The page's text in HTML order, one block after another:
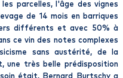
parcelles, l'âge des vignes
de 14 mois en barriques
différents et avec 50% à
ce vin des notes complexes
sans austérité, de la
une très belle prédisposition